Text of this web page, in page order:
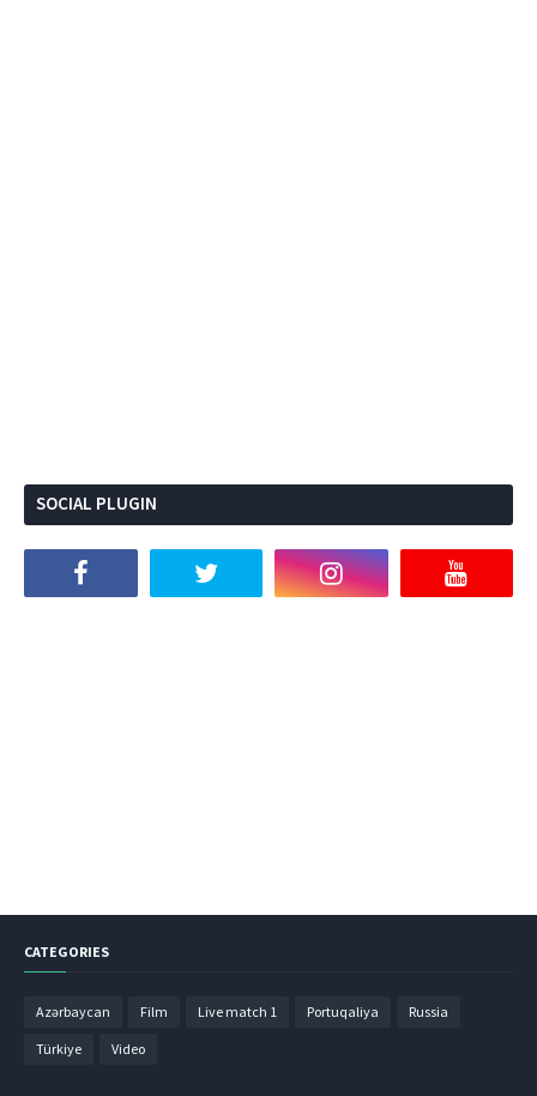
SOCIAL PLUGIN
CATEGORIES
Azərbaycan Film Live match 1 Portuqaliya Russia
Türkiye Video